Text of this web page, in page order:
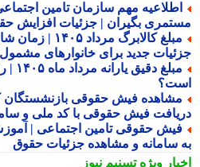
مهم سازمان تامین اجتماعی |
بگیران | جزئیات افزایش حقوق و
مبلغ کالابرگ مرداد
جدید برای خانوارهای مشمول
مبلغ دقیق
فیش حقوقی بازنشستگان
فیش حقوقی با کد ملی و سامانه
حقوقی تامین اجتماعی | آموزش
سامانه و مشاهده جزئیات حقوق
ویژهتسنیم نیوز